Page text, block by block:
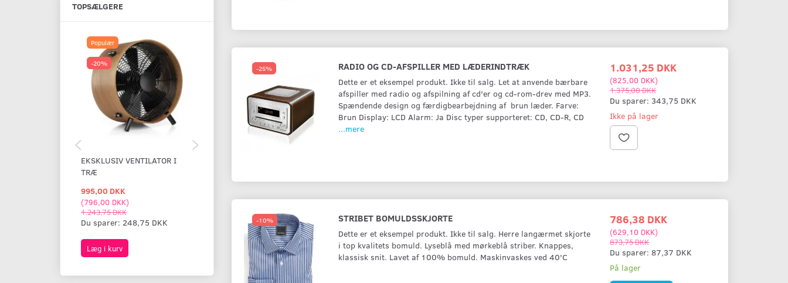
TOPSÆLGERE
Populær
-20%
EKSKLUSIV VENTILATOR I
TRÆ
995,00 DKK
(796,00 DKK)
1.243,75 DKK
Du sparer: 248,75 DKK
Læg i kurv
4.000,00 DKK)
9.868,75 DKK
Du sparer:4.868,75 DKK
Se produktet
(1.809,00 DKK)
Du sparer:1.113,75 DKK
Læg i kurv
-10%
(899,10 DKK)
Se produktet
(825,00 DKK)
Du sparer:343,75 DKK
Se produktet
(
-25% RADIO OG CD-AFSPILLER MED LÆDERINDTRÆK
Dette er et eksempel produkt. Ikke til salg. Let at anvende bærbare
afspiller med radio og afspilning af cd'er og cd-rom-drev med MP3.
Spændende design og færdigbearbejdning af brun læder. Farve:
Brun Display: LCD Alarm: Ja Disc typer supporteret: CD, CD-R, CD
...mere
1.031,25 DKK
(825,00 DKK)
1.375,00 DKK
Du sparer: 343,75 DKK
Ikke på lager
-10% STRIBET BOMULDSSKJORTE
Dette er et eksempel produkt. Ikke til salg. Herre langærmet skjorte
i top kvalitets bomuld. Lyseblå med mørkeblå striber. Knappes,
klassisk snit. Lavet af 100% bomuld. Maskinvaskes ved 40'C
786,38 DKK
(629,10 DKK)
873,75 DKK
Du sparer:87,37 DKK
På lager